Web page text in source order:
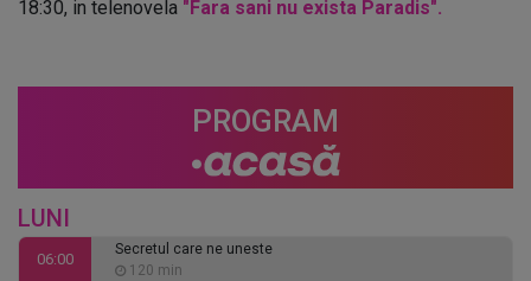
18:30, in telenovela "Fara sani nu exista Paradis".
PROGRAM
LUNI
06:00
Secretul care ne uneste
120 min